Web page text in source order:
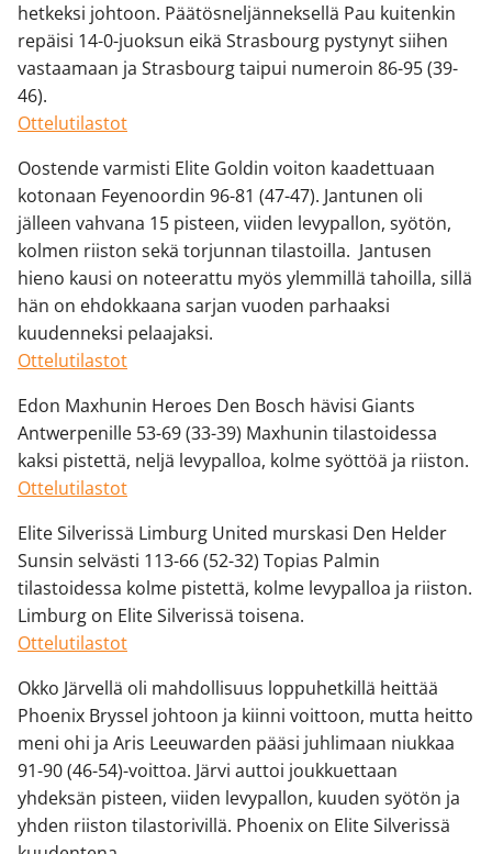
hetkeksi johtoon. Päätösneljänneksellä Pau kuitenkin
repäisi 14-0-juoksun eikä Strasbourg pystynyt siihen
vastaamaan ja Strasbourg taipui numeroin 86-95 (39-
46).
Ottelutilastot
Oostende varmisti Elite Goldin voiton kaadettuaan
kotonaan Feyenoordin 96-81 (47-47). Jantunen oli
jälleen vahvana 15 pisteen, viiden levypallon, syötön,
kolmen riiston sekä torjunnan tilastoilla. Jantusen
hieno kausi on noteerattu myös ylemmillä tahoilla, sillä
hän on ehdokkaana sarjan vuoden parhaaksi
kuudenneksi pelaajaksi.
Ottelutilastot
Edon Maxhunin Heroes Den Bosch hävisi Giants
Antwerpenille 53-69 (33-39) Maxhunin tilastoidessa
kaksi pistettä, neljä levypalloa, kolme syöttöä ja riiston.
Ottelutilastot
Elite Silverissä Limburg United murskasi Den Helder
Sunsin selvästi 113-66 (52-32) Topias Palmin
tilastoidessa kolme pistettä, kolme levypalloa ja riiston.
Limburg on Elite Silverissä toisena.
Ottelutilastot
Okko Järvellä oli mahdollisuus loppuhetkillä heittää
Phoenix Bryssel johtoon ja kiinni voittoon, mutta heitto
meni ohi ja Aris Leeuwarden pääsi juhlimaan niukkaa
91-90 (46-54)-voittoa. Järvi auttoi joukkuettaan
yhdeksän pisteen, viiden levypallon, kuuden syötön ja
yhden riiston tilastorivillä. Phoenix on Elite Silverissä